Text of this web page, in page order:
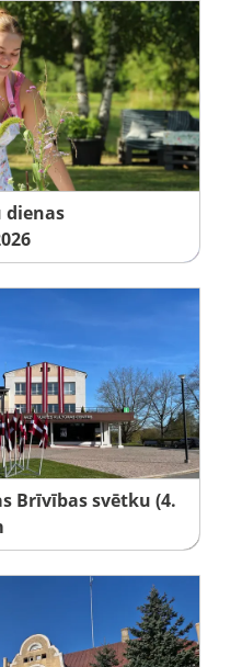
dienas
Brīvības svētku (4.